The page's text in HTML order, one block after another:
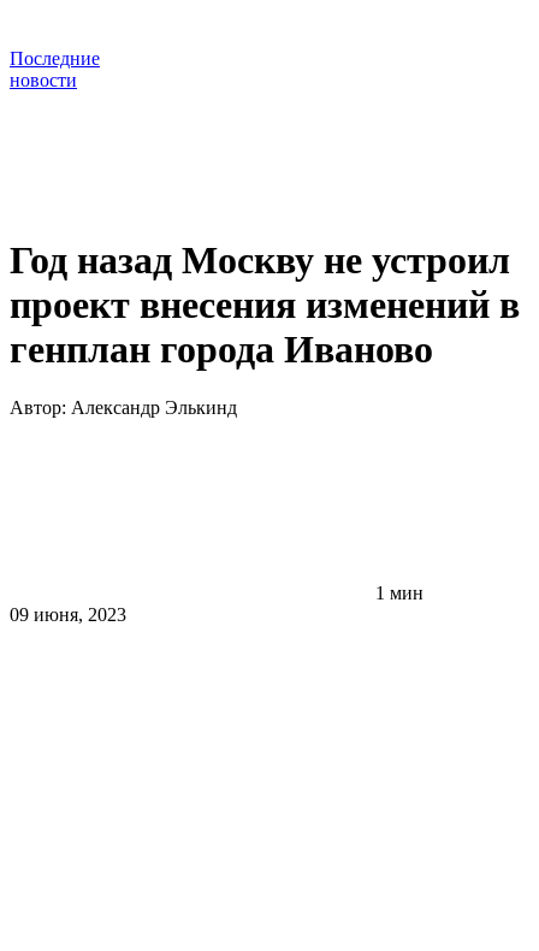
Последние
новости
Год назад Москву не устроил
проект внесения изменений в
генплан города Иваново
Автор: Александр Элькинд
1 мин
09 июня, 2023